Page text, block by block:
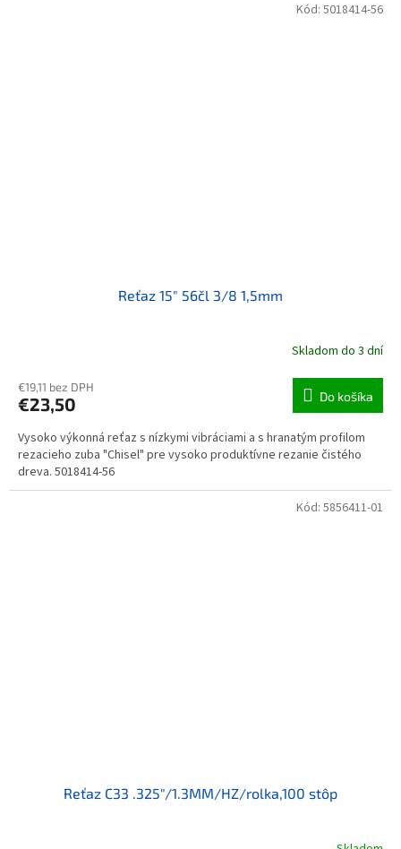
Reťaz 15" 56čl 3/8 1,5mm
Skladom do 3 dní
€19,11 bez DPH
€23,50 Do košíka
Vysoko výkonná reťaz s nízkymi vibráciami a s hranatým profilom
rezacieho zuba "Chisel" pre vysoko produktívne rezanie čistého
dreva. 5018414-56
Kód: 5018414-56
Reťaz C33 .325"/1.3MM/HZ/rolka,100 stôp
Kód: 5856411-01